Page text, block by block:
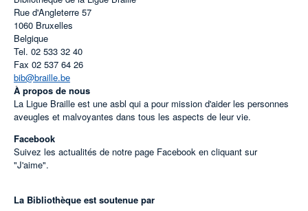
Rue d'Angleterre 57
1060 Bruxelles
Belgique
Tel. 02 533 32 40
Fax 02 537 64 26
bib@braille.be
À propos de nous
La Ligue Braille est une asbl qui a pour mission d'aider les personnes
aveugles et malvoyantes dans tous les aspects de leur vie.
Facebook
Suivez les actualités de notre page Facebook en cliquant sur
"J'aime".
La Bibliothèque est soutenue par